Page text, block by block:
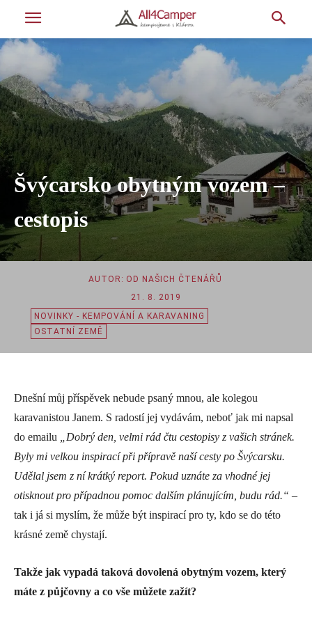
Švýcarsko obytným vozem –
cestopis
AUTOR: OD NAŠICH ČTENÁŘŮ
21. 8. 2019
NOVINKY - KEMPOVÁNÍ A KARAVANING
OSTATNÍ ZEMĚ
Dnešní můj příspěvek nebude psaný mnou, ale kolegou
karavanistou Janem. S radostí jej vydávám, neboť jak mi napsal
do emailu „Dobrý den, velmi rád čtu cestopisy z vašich stránek.
Byly mi velkou inspirací při přípravě naší cesty po Švýcarsku.
Udělal jsem z ní krátký report. Pokud uznáte za vhodné jej
otisknout pro případnou pomoc dalším plánujícím, budu rád.“ –
tak i já si myslím, že může být inspirací pro ty, kdo se do této
krásné země chystají.
Takže jak vypadá taková dovolená obytným vozem, který
máte z půjčovny a co vše můžete zažít?